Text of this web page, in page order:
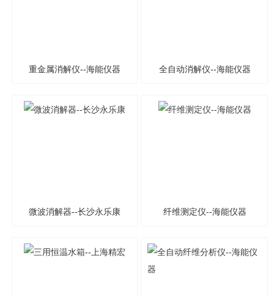
重金属消解仪--海能仪器 全自动消解仪--海能仪器
微波消解器--长沙永乐康 纤维测定仪--海能仪器